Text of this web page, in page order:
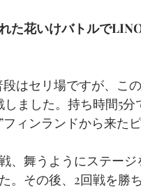
た花いけバトルで
段はセリ場ですが、
しました。持ち時間5
フィンランドから来た
、舞うようにステー
。その後、2回戦を勝